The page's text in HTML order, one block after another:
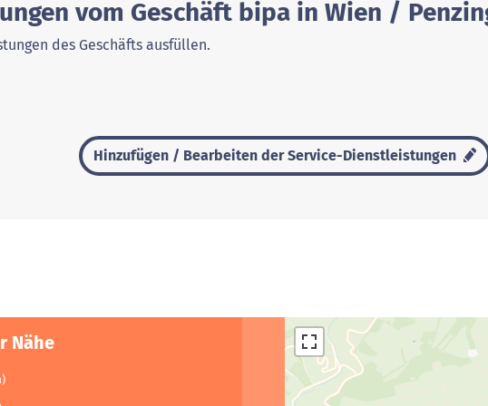
vom Geschäft bipa in Wien /
des Geschäfts ausfüllen.
Hinzufügen / Bearbeiten der Service-Dienstleistungen
Nähe